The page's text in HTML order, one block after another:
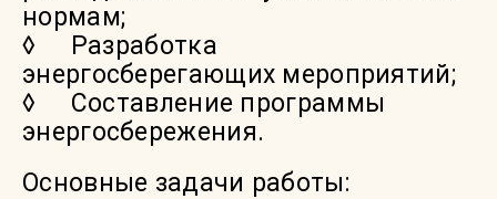
нормам;
◊ Разработка
энергосберегающих мероприятий;
◊ Составление программы
энергосбережения.
Основные задачи работы: